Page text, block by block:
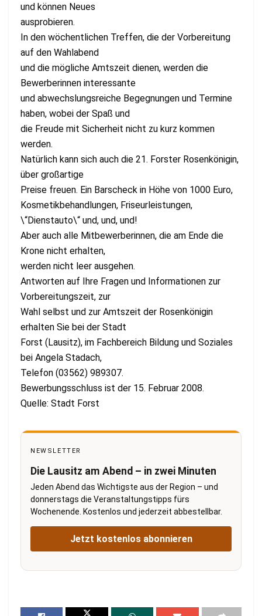
und können Neues
ausprobieren.
In den wöchentlichen Treffen, die der Vorbereitung
auf den Wahlabend
und die mögliche Amtszeit dienen, werden die
Bewerberinnen interessante
und abwechslungsreiche Begegnungen und Termine
haben, wobei der Spaß und
die Freude mit Sicherheit nicht zu kurz kommen
werden.
Natürlich kann sich auch die 21. Forster Rosenkönigin,
über großartige
Preise freuen. Ein Barscheck in Höhe von 1000 Euro,
Kosmetikbehandlungen, Friseurleistungen,
\“Dienstauto\“ und, und, und!
Aber auch alle Mitbewerberinnen, die am Ende die
Krone nicht erhalten,
werden nicht leer ausgehen.
Antworten auf Ihre Fragen und Informationen zur
Vorbereitungszeit, zur
Wahl selbst und zur Amtszeit der Rosenkönigin
erhalten Sie bei der Stadt
Forst (Lausitz), im Fachbereich Bildung und Soziales
bei Angela Stadach,
Telefon (03562) 989307.
Bewerbungsschluss ist der 15. Februar 2008.
Quelle: Stadt Forst
NEWSLETTER
Die Lausitz am Abend – in zwei Minuten
Jeden Abend das Wichtigste aus der Region – und
donnerstags die Veranstaltungstipps fürs
Wochenende. Kostenlos und jederzeit abbestellbar.
Jetzt kostenlos abonnieren